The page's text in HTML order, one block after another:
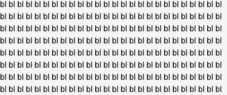
bl bl bl bl bl bl bl bl bl bl bl bl bl bl bl bl bl bl bl bl bl bl bl bl bl bl
bl bl bl bl bl bl bl bl bl bl bl bl bl bl bl bl bl bl bl bl bl bl bl bl bl bl
bl bl bl bl bl bl bl bl bl bl bl bl bl bl bl bl bl bl bl bl bl bl bl bl bl bl
bl bl bl bl bl bl bl bl bl bl bl bl bl bl bl bl bl bl bl bl bl bl bl bl bl bl
bl bl bl bl bl bl bl bl bl bl bl bl bl bl bl bl bl bl bl bl bl bl bl bl bl bl
bl bl bl bl bl bl bl bl bl bl bl bl bl bl bl bl bl bl bl bl bl bl bl bl bl bl
bl bl bl bl bl bl bl bl bl bl bl bl bl bl bl bl bl bl bl bl bl bl bl bl bl bl
bl bl bl bl bl bl bl bl bl bl bl bl bl bl bl bl bl bl bl bl bl bl bl bl bl bl